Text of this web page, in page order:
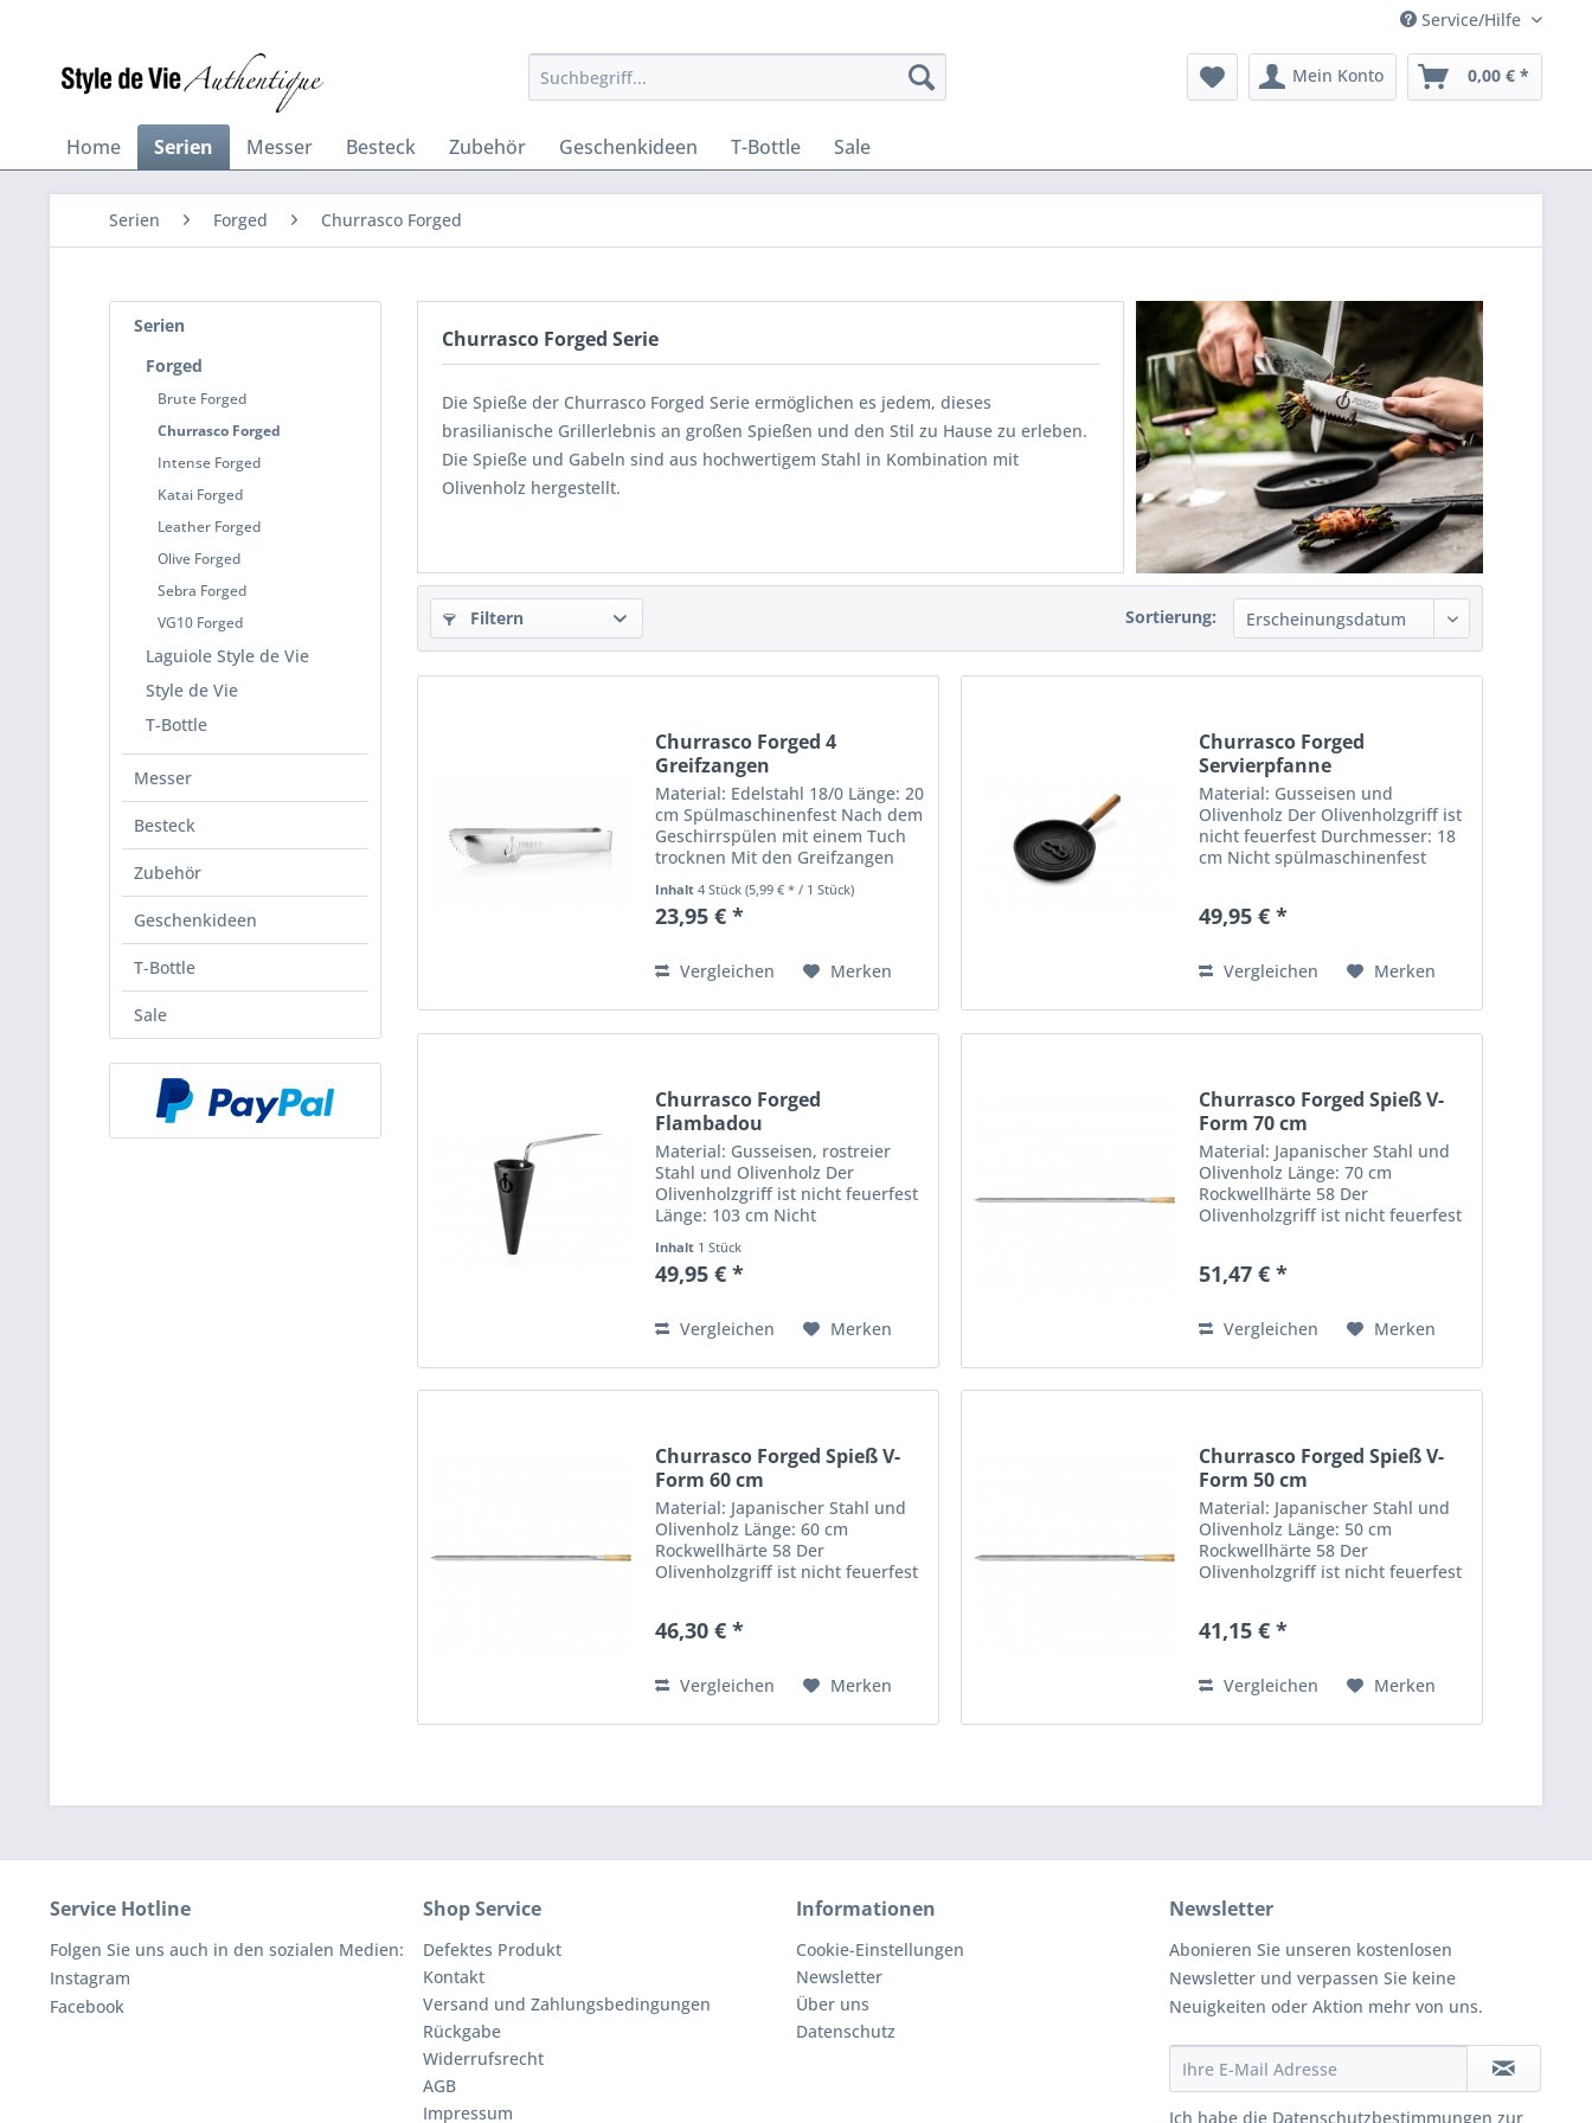
Service/Hilfe
Mein Konto 0,00 € *
Home Serien Messer Besteck Zubehör Geschenkideen T-Bottle Sale
Serien Forged Churrasco Forged
Serien
Forged
Brute Forged
Churrasco Forged
Intense Forged
Katai Forged
Leather Forged
Olive Forged
Sebra Forged
VG10 Forged
Laguiole Style de Vie
Style de Vie
T-Bottle
Messer
Besteck
Zubehör
Geschenkideen
T-Bottle
Sale
Churrasco Forged Serie
Die Spieße der Churrasco Forged Serie ermöglichen es jedem, dieses
brasilianische Grillerlebnis an großen Spießen und den Stil zu Hause zu erleben.
Die Spieße und Gabeln sind aus hochwertigem Stahl in Kombination mit
Olivenholz hergestellt.
Filtern Sortierung:
Churrasco Forged 4
Greifzangen
Material: Edelstahl 18/0 Länge: 20
cm Spülmaschinenfest Nach dem
Geschirrspülen mit einem Tuch
trocknen Mit den Greifzangen
Servierpfanne, nachdem Sie die
gegrillten Speisen von dem Spieß
Inhalt4 Stück(5,99 € * / 1 Stück)
23,95 € *
Vergleichen Merken
Churrasco Forged
Servierpfanne
Material: Gusseisen und
Olivenholz Der Olivenholzgriff ist
nicht feuerfest Durchmesser: 18
cm Nicht spülmaschinenfest
die am Spieß gegrillten Speisen
49,95 € *
Vergleichen Merken
Churrasco Forged
Flambadou
Material: Gusseisen, rostreier
Stahl und Olivenholz Der
Olivenholzgriff ist nicht feuerfest
Länge: 103 cm Nicht
Waschen mit einem Tuch
abtrocknen Der gusseiserne
dafür gemacht,...
Inhalt 1 Stück
49,95 € *
Vergleichen Merken
Churrasco Forged Spieß V-
Form 70 cm
Material: Japanischer Stahl und
Olivenholz Länge: 70 cm
Rockwellhärte 58 Der
Olivenholzgriff ist nicht feuerfest
abtrocknen Die Churrasco Forged
dieses...
51,47 € *
Vergleichen Merken
Churrasco Forged Spieß V-
Form 60 cm
Material: Japanischer Stahl und
Olivenholz Länge: 60 cm
Rockwellhärte 58 Der
Olivenholzgriff ist nicht feuerfest
abtrocknen Die Churrasco Forged
dieses...
46,30 € *
Vergleichen Merken
Churrasco Forged Spieß V-
Form 50 cm
Material: Japanischer Stahl und
Olivenholz Länge: 50 cm
Rockwellhärte 58 Der
Olivenholzgriff ist nicht feuerfest
abtrocknen Die Churrasco Forged
dieses...
41,15 € *
Vergleichen Merken
Service Hotline
Folgen Sie uns auch in den sozialen Medien:
Instagram
Facebook
Shop Service
Defektes Produkt
Kontakt
Versand und Zahlungsbedingungen
Rückgabe
Widerrufsrecht
AGB
Impressum
Informationen
Cookie-Einstellungen
Newsletter
Über uns
Datenschutz
Newsletter
Abonieren Sie unseren kostenlosen
Newsletter und verpassen Sie keine
Neuigkeiten oder Aktion mehr von uns.
Ich habe die Datenschutzbestimmungen zur